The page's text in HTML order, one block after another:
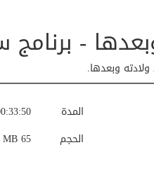
- برنامج
وبعدها.
المدة
65 MB
الحجم